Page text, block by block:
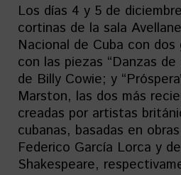
Los días 4 y 5 de
cortinas de la sala
Nacional de Cuba con dos
con las piezas “Danzas
de Billy Cowie; y
Marston, las dos más
creadas por artistas
cubanas, basadas en
Federico García Lorca y
Shakespeare,